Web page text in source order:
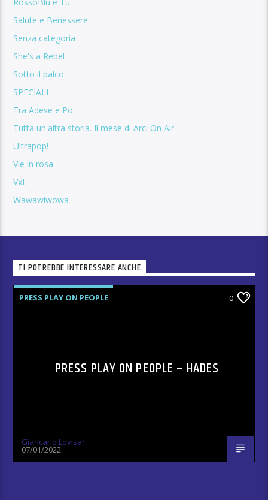
Salute e Benessere
Senza categoria
She's a Rebel
Sotto il palco
SPECIALI
Tra Adese e Po
Tutta un'altra storia. Il mese di Arci On Air
Ultrapop!
Vie in rosa
VxL
Wawawiwowa
TI POTREBBE INTERESSARE ANCHE
PRESS PLAY ON PEOPLE 0
PRESS PLAY ON PEOPLE – HADES
Giancarlo Lovisari
07/01/2022